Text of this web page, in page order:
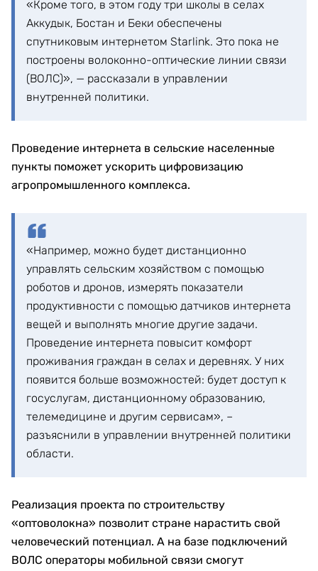
«Кроме того, в этом году три школы в селах
Аккудык, Бостан и Беки обеспечены
спутниковым интернетом Starlink. Это пока не
построены волоконно-оптические линии связи
(ВОЛС)», — рассказали в управлении
внутренней политики.
Проведение интернета в сельские населенные
пункты поможет ускорить цифровизацию
агропромышленного комплекса.
«Например, можно будет дистанционно
управлять сельским хозяйством с помощью
роботов и дронов, измерять показатели
продуктивности с помощью датчиков интернета
вещей и выполнять многие другие задачи.
Проведение интернета повысит комфорт
проживания граждан в селах и деревнях. У них
появится больше возможностей: будет доступ к
госуслугам, дистанционному образованию,
телемедицине и другим сервисам», –
разъяснили в управлении внутренней политики
области.
Реализация проекта по строительству
«оптоволокна» позволит стране нарастить свой
человеческий потенциал. А на базе подключений
ВОЛС операторы мобильной связи смогут